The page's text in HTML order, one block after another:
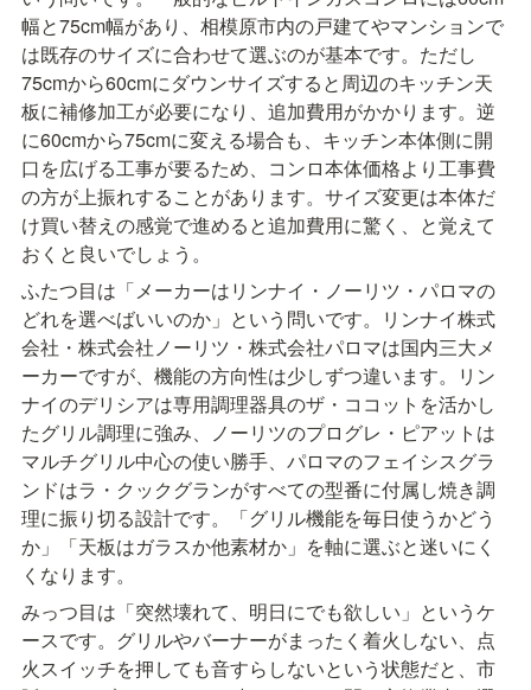
幅と75cm幅があり、相模原市内の戸建てやマンションで
は既存のサイズに合わせて選ぶのが基本です。ただし
75cmから60cmにダウンサイズすると周辺のキッチン天
板に補修加工が必要になり、追加費用がかかります。逆
に60cmから75cmに変える場合も、キッチン本体側に開
口を広げる工事が要るため、コンロ本体価格より工事費
の方が上振れすることがあります。サイズ変更は本体だ
け買い替えの感覚で進めると追加費用に驚く、と覚えて
おくと良いでしょう。
ふたつ目は「メーカーはリンナイ・ノーリツ・パロマの
どれを選べばいいのか」という問いです。リンナイ株式
会社・株式会社ノーリツ・株式会社パロマは国内三大メ
ーカーですが、機能の方向性は少しずつ違います。リン
ナイのデリシアは専用調理器具のザ・ココットを活かし
たグリル調理に強み、ノーリツのプログレ・ピアットは
マルチグリル中心の使い勝手、パロマのフェイシスグラ
ンドはラ・クックグランがすべての型番に付属し焼き調
理に振り切る設計です。「グリル機能を毎日使うかどう
か」「天板はガラスか他素材か」を軸に選ぶと迷いにく
くなります。
みっつ目は「突然壊れて、明日にでも欲しい」というケ
ースです。グリルやバーナーがまったく着火しない、点
火スイッチを押しても音すらしないという状態だと、市